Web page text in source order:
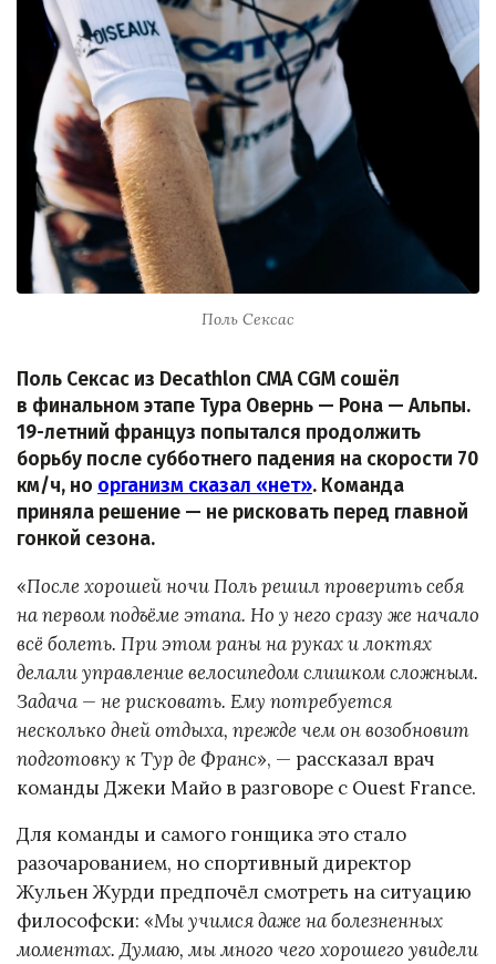
Поль Сексас
Поль Сексас из Decathlon CMA CGM сошёл
в финальном этапе Тура Овернь — Рона — Альпы.
19-летний француз попытался продолжить
борьбу после субботнего падения на скорости 70
км/ч, но организм сказал «нет». Команда
приняла решение — не рисковать перед главной
гонкой сезона.
«После хорошей ночи Поль решил проверить себя
на первом подъёме этапа. Но у него сразу же начало
всё болеть. При этом раны на руках и локтях
делали управление велосипедом слишком сложным.
Задача — не рисковать. Ему потребуется
несколько дней отдыха, прежде чем он возобновит
подготовку к Тур де Франс», — рассказал врач
команды Джеки Майо в разговоре с Ouest France.
Для команды и самого гонщика это стало
разочарованием, но спортивный директор
Жульен Журди предпочёл смотреть на ситуацию
философски: «Мы учимся даже на болезненных
моментах. Думаю, мы много чего хорошего увидели